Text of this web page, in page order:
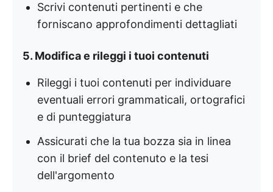
Scrivi contenuti pertinenti e che
forniscano approfondimenti dettagliati
5. Modifica e rileggi i tuoi contenuti
Rileggi i tuoi contenuti per individuare
eventuali errori grammaticali, ortografici
e di punteggiatura
Assicurati che la tua bozza sia in linea
con il brief del contenuto e la tesi
dell'argomento